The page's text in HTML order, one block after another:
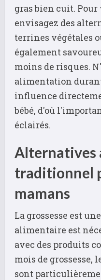
gras bien cuit.
envisagez des
terrines végétales
également
moins de risques.
alimentation
influence
bébé, d'où
éclairés.
Alternatives
traditionnel
mamans
La grossesse est
alimentaire est
avec des produits
mois de grossesse,
sont